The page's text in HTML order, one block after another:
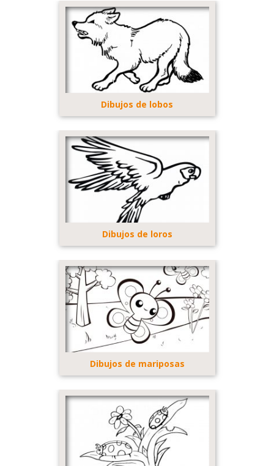
Dibujos de lobos
Dibujos de loros
Dibujos de mariposas